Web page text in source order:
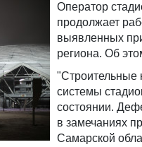
Оператор
продолжает
выявленных
региона. Об
"Строительные
системы
состоянии.
в замечаниях
Самарской